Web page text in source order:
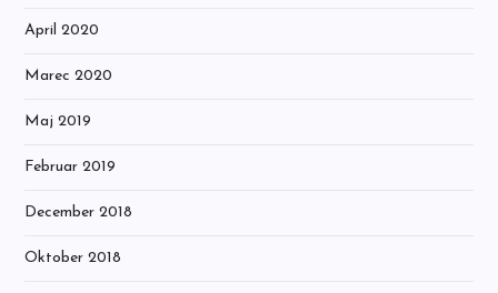
April 2020
Marec 2020
Maj 2019
Februar 2019
December 2018
Oktober 2018